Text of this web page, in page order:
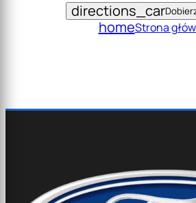
directions_car
homeStrona